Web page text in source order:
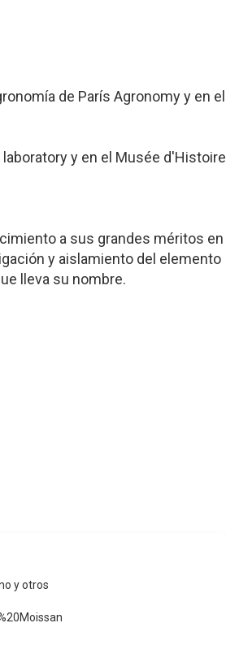
de París Agronomy y en el
y en el Musée d'Histoire
a sus grandes méritos en
y aislamiento del elemento
lleva su nombre.
y otros